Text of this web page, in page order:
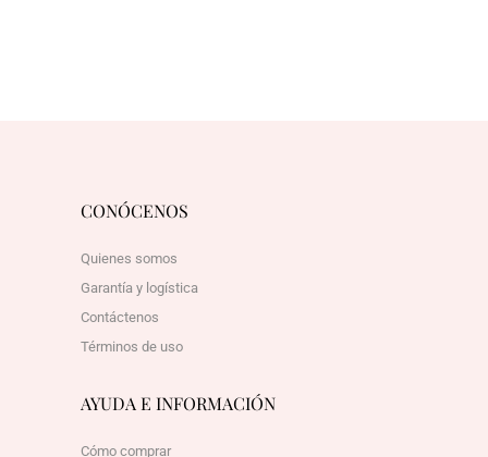
CONÓCENOS
Quienes somos
Garantía y logística
Contáctenos
Términos de uso
AYUDA E INFORMACIÓN
Cómo comprar